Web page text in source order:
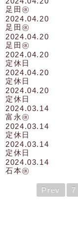
足田㊡
2024.04.20
足田㊡
2024.04.20
足田㊡
2024.04.20
定休日
2024.04.20
定休日
2024.04.20
定休日
2024.03.14
富永㊡
2024.03.14
定休日
2024.03.14
定休日
2024.03.14
石本㊡
Prev 7